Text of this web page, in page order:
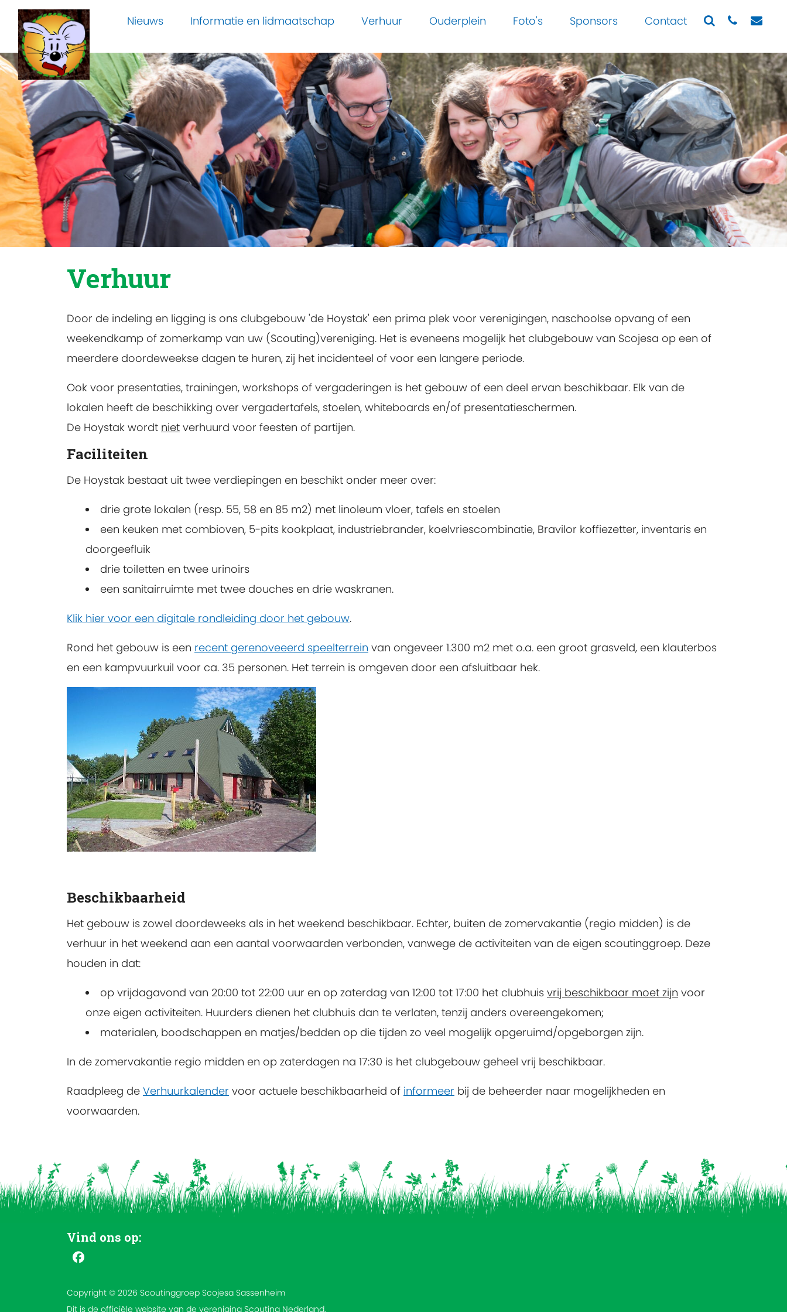
Nieuws Informatie en lidmaatschap Verhuur Ouderplein Foto's Sponsors Contact
Verhuur
Door de indeling en ligging is ons clubgebouw 'de Hoystak' een prima plek voor verenigingen, naschoolse opvang of een
weekendkamp of zomerkamp van uw (Scouting)vereniging. Het is eveneens mogelijk het clubgebouw van Scojesa op een of
meerdere doordeweekse dagen te huren, zij het incidenteel of voor een langere periode.
Ook voor presentaties, trainingen, workshops of vergaderingen is het gebouw of een deel ervan beschikbaar. Elk van de
lokalen heeft de beschikking over vergadertafels, stoelen, whiteboards en/of presentatieschermen.
De Hoystak wordt niet verhuurd voor feesten of partijen.
Faciliteiten
De Hoystak bestaat uit twee verdiepingen en beschikt onder meer over:
drie grote lokalen (resp. 55, 58 en 85 m2) met linoleum vloer, tafels en stoelen
een keuken met combioven, 5-pits kookplaat, industriebrander, koelvriescombinatie, Bravilor koffiezetter, inventaris en
doorgeefluik
drie toiletten en twee urinoirs
een sanitairruimte met twee douches en drie waskranen.
Klik hier voor een digitale rondleiding door het gebouw.
Rond het gebouw is een recent gerenoveeerd speelterrein van ongeveer 1.300 m2 met o.a. een groot grasveld, een klauterbos
en een kampvuurkuil voor ca. 35 personen. Het terrein is omgeven door een afsluitbaar hek.
Beschikbaarheid
Het gebouw is zowel doordeweeks als in het weekend beschikbaar. Echter, buiten de zomervakantie (regio midden) is de
verhuur in het weekend aan een aantal voorwaarden verbonden, vanwege de activiteiten van de eigen scoutinggroep. Deze
houden in dat:
op vrijdagavond van 20:00 tot 22:00 uur en op zaterdag van 12:00 tot 17:00 het clubhuis vrij beschikbaar moet zijn voor
onze eigen activiteiten. Huurders dienen het clubhuis dan te verlaten, tenzij anders overeengekomen;
materialen, boodschappen en matjes/bedden op die tijden zo veel mogelijk opgeruimd/opgeborgen zijn.
In de zomervakantie regio midden en op zaterdagen na 17:30 is het clubgebouw geheel vrij beschikbaar.
Raadpleeg de Verhuurkalender voor actuele beschikbaarheid of informeer bij de beheerder naar mogelijkheden en
voorwaarden.
Vind ons op:
Copyright © 2026 Scoutinggroep Scojesa Sassenheim
Dit is de officiële website van de vereniging Scouting Nederland.